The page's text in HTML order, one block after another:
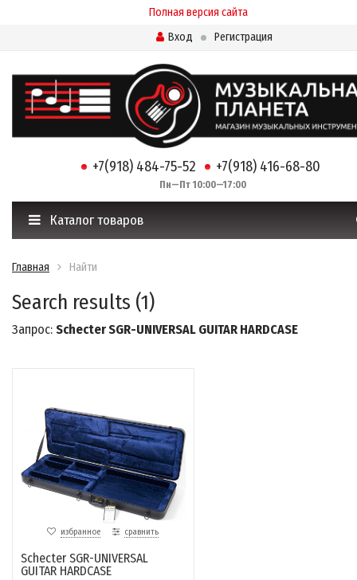
Полная версия сайта
Вход
Регистрация
+7(918) 484-75-52 +7(918) 416-68-80
Пн—Пт 10:00—17:00
Каталог товаров
Главная Найти
Search results (1)
Запрос: Schecter SGR-UNIVERSAL GUITAR HARDCASE
избранное сравнить
Schecter SGR-UNIVERSAL
GUITAR HARDCASE